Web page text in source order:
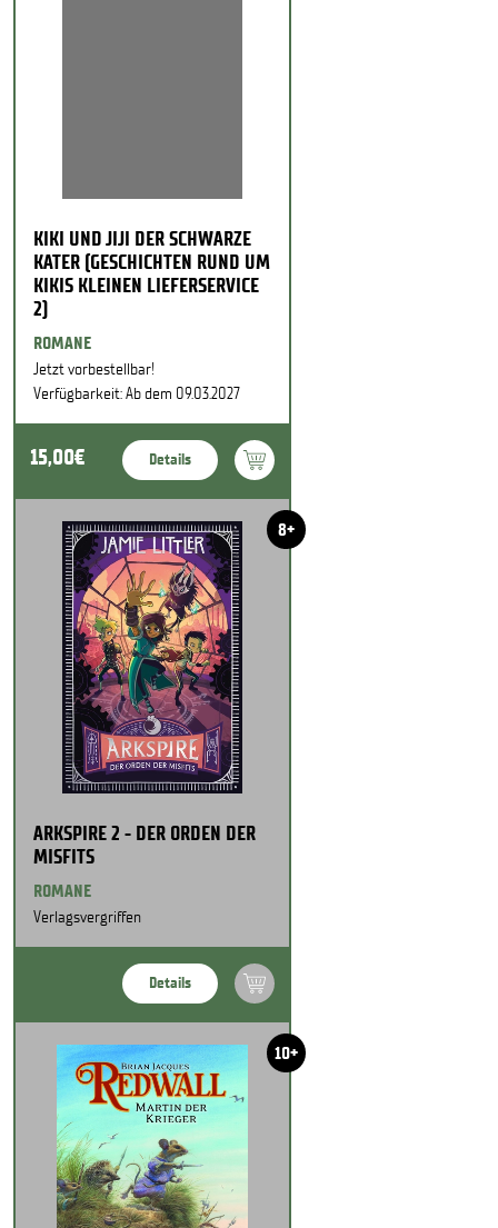
KIKI UND JIJI DER SCHWARZE
KATER (GESCHICHTEN RUND UM
KIKIS KLEINEN LIEFERSERVICE
2)
ROMANE
Jetzt vorbestellbar!
Verfügbarkeit: Ab dem 09.03.2027
15,00€ Details
8+
ARKSPIRE 2 - DER ORDEN DER
MISFITS
ROMANE
Verlagsvergriffen
Details
10+